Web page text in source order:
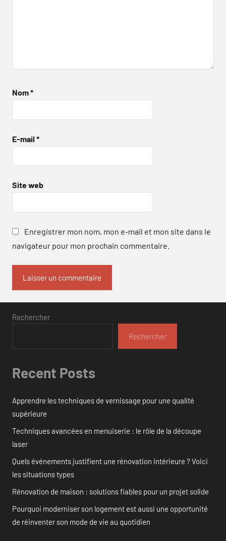
Nom*
E-mail *
Site web
Enregistrer mon nom, mon e-mail et mon site dans le
navigateur pour mon prochain commentaire.
Rechercher
Rechercher
Recent Posts
Apprendre les techniques de vernissage pour une qualité
supérieure
Techniques avancées en menuiserie : le rôle de la découpe
laser
Quels événements justifient une rénovation intérieure ? Voici
les situations types
Rénovation de maison : solutions fiables pour un projet solide
Pourquoi moderniser son logement est aussi une opportunité
de réinventer son mode de vie au quotidien